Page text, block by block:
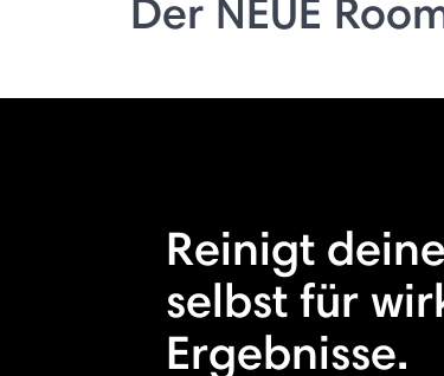
Der NEUE
Reinigt
selbst für
Ergebnisse.